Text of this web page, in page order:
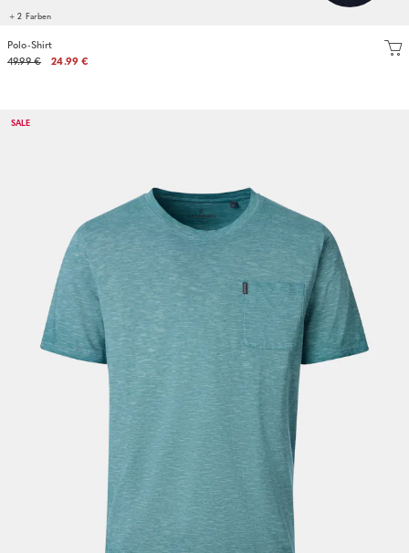
+ 2 Farben
Polo-Shirt
49.99 €
24.99 €
SALE